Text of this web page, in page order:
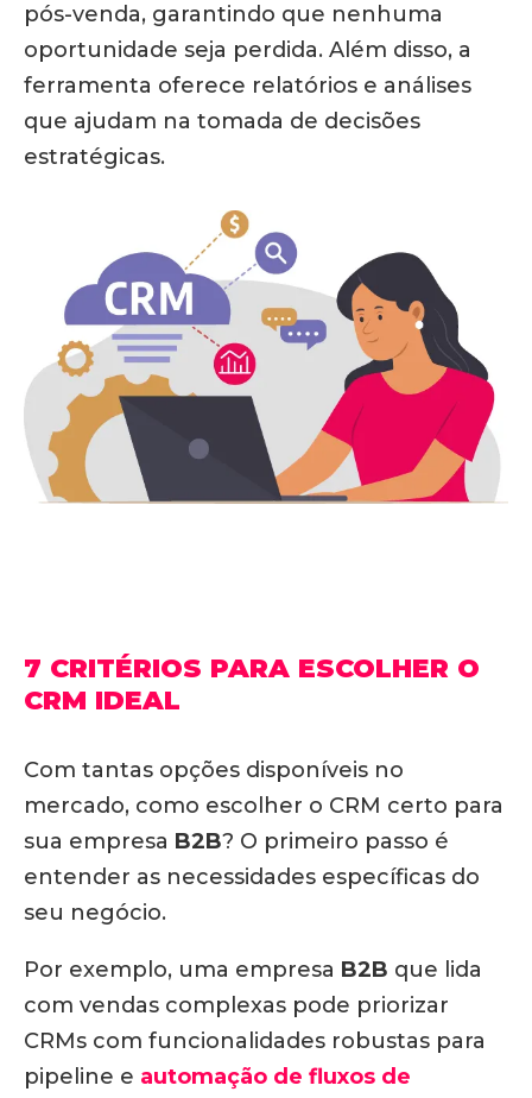
pós-venda, garantindo que nenhuma
oportunidade seja perdida. Além disso, a
ferramenta oferece relatórios e análises
que ajudam na tomada de decisões
estratégicas.
7 CRITÉRIOS PARA ESCOLHER O
CRM IDEAL
Com tantas opções disponíveis no
mercado, como escolher o CRM certo para
sua empresa B2B? O primeiro passo é
entender as necessidades específicas do
seu negócio.
Por exemplo, uma empresa B2B que lida
com vendas complexas pode priorizar
CRMs com funcionalidades robustas para
pipeline e automação de fluxos de